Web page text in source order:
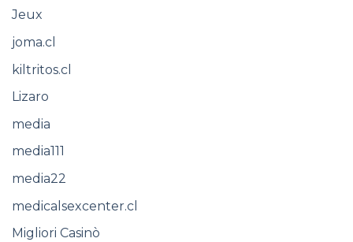
Jeux
joma.cl
kiltritos.cl
Lizaro
media
media111
media22
medicalsexcenter.cl
Migliori Casinò